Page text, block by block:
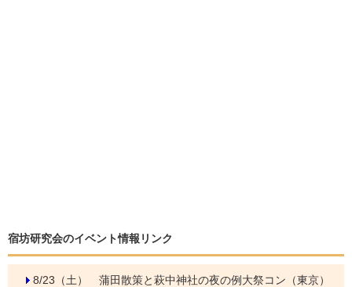
宿坊研究会のイベント情報リンク
8/23（土） 蒲田散策と萩中神社の夜の例大祭コン（東京）